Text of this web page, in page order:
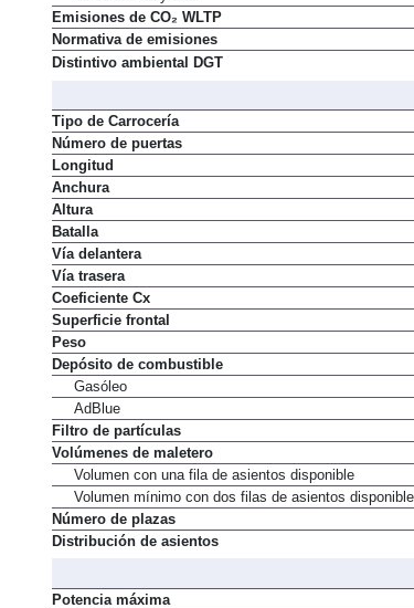
Velocidad muy alta
Emisiones de CO₂ WLTP
Normativa de emisiones
Tipo de Carrocería
Número de puertas
Longitud
Anchura
Altura
Batalla
Vía delantera
Vía trasera
Coeficiente Cx
Superficie frontal
Peso
Depósito de combustible
Gasóleo
AdBlue
Filtro de partículas
Volúmenes de maletero
Volumen con una fila de asientos disponible
Volumen mínimo con dos filas de asientos disponibles
Número de plazas